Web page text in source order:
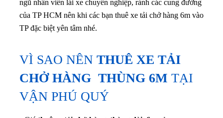
ngũ nhân viên lái xe chuyên nghiệp, rành các cung đường
của TP HCM nên khi các bạn thuê xe tải chở hàng 6m vào
TP đặc biệt yên tâm nhé.
VÌ SAO NÊN THUÊ XE TẢI
CHỞ HÀNG THÙNG 6M TẠI
VẬN PHÚ QUÝ